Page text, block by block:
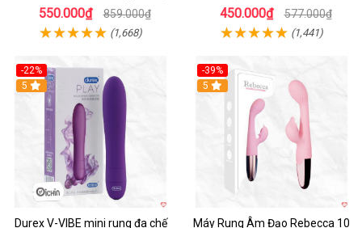
550.000₫ 859.000₫
(1,668)
thích mạnh
450.000₫ 577.000₫
(1,441)
-22%
Hot
5
Durex V-VIBE mini rung đa chế
-39%
Hot
5
Máy Rung Âm Đạo Rebecca 10